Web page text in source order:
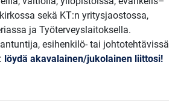
sekä KT:n yritysjaostossa,
ja Työterveyslaitoksella.
esihenkilö- tai johtotehtävissä
löydä akavalainen/jukolainen liittosi!